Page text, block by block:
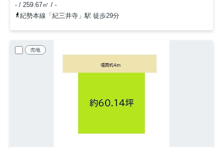
- / 259.67㎡ / -
紀勢本線「紀三井寺」駅 徒歩29分
売地